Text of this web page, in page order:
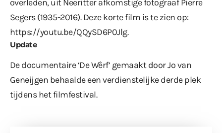
overleden, uit Neeritter afkomstige fotograaf Pierre
Segers (1935-2016). Deze korte film is te zien op:
https://youtu.be/QQySD6P0Jlg.
Update
De documentaire ‘De Wêrf’ gemaakt door Jo van
Geneijgen behaalde een verdienstelijke derde plek
tijdens het filmfestival.